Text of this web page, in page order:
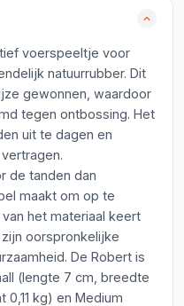
voerspeeltje voor
natuurrubber. Dit
gewonnen, waardoor
tegen ontbossing. Het
uit te dagen en
de tanden dan
maakt om op te
het materiaal keert
oorspronkelijke
De Robert is
(lengte 7 cm, breedte
kg) en Medium